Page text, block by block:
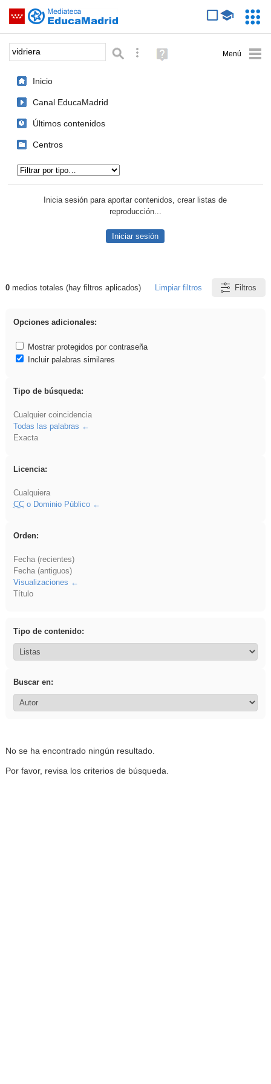
Saltar navegación
Palabra o frase: Búsqueda avanzada
Ayuda
(en
Inicio
Canal EducaMadrid
Últimos contenidos
Centros
Inicia sesión para aportar contenidos, crear listas de
reproducción...
Iniciar sesión
Resultados de: vidriera
0medios totales (hay filtros aplicados) Limpiar filtros Filtros
Opciones adicionales:
Mostrar protegidos por contraseña
Incluir palabras similares
Tipo de búsqueda:
Cualquier coincidencia
Todas las palabras
Exacta
Licencia:
Cualquiera
CCo Dominio Público
Orden:
Fecha (recientes)
Fecha (antiguos)
Visualizaciones
Título
Tipo de contenido:
Buscar en:
No se ha encontrado ningún resultado.
Por favor, revisa los criterios de búsqueda.